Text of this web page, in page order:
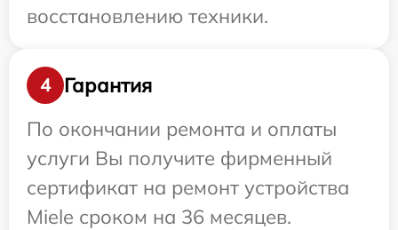
восстановлению техники.
4
Гарантия
По окончании ремонта и оплаты
услуги Вы получите фирменный
сертификат на ремонт устройства
Miele сроком на 36 месяцев.